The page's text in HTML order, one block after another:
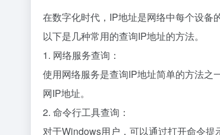
在数字化时代，IP地址是网络中每个设备
以下是几种常用的查询IP地址的方法。
1. 网络服务查询：
使用网络服务是查询IP地址简单的方法之
网IP地址。
2. 命令行工具查询：
对于Windows用户，可以通过打开命令提